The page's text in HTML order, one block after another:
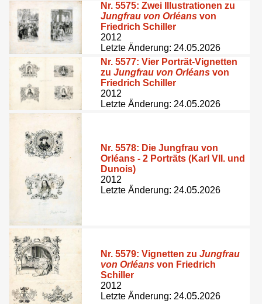
Nr. 5575: Zwei Illustrationen zu
Jungfrau von Orléans von
Friedrich Schiller
2012
Letzte Änderung: 24.05.2026
Nr. 5577: Vier Porträt-Vignetten
zu Jungfrau von Orléans von
Friedrich Schiller
2012
Letzte Änderung: 24.05.2026
Nr. 5578: Die Jungfrau von
Orléans - 2 Porträts (Karl VII. und
Dunois)
2012
Letzte Änderung: 24.05.2026
Nr. 5579: Vignetten zu Jungfrau
von Orléans von Friedrich
Schiller
2012
Letzte Änderung: 24.05.2026